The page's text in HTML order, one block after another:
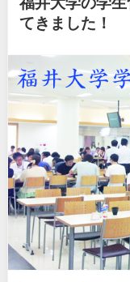
てきました！